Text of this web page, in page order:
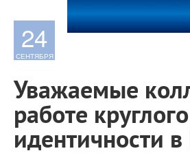
24
СЕНТЯБРЯ
Уважаемые
работе
идентичности